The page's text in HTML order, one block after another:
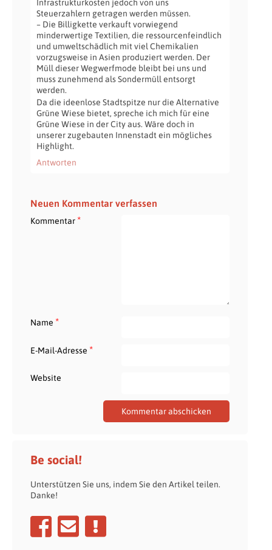
Infrastrukturkosten jedoch von uns
Steuerzahlern getragen werden müssen.
– Die Billigkette verkauft vorwiegend
minderwertige Textilien, die ressourcenfeindlich
und umweltschädlich mit viel Chemikalien
vorzugsweise in Asien produziert werden. Der
Müll dieser Wegwerfmode bleibt bei uns und
muss zunehmend als Sondermüll entsorgt
werden.
Da die ideenlose Stadtspitze nur die Alternative
Grüne Wiese bietet, spreche ich mich für eine
Grüne Wiese in der City aus. Wäre doch in
unserer zugebauten Innenstadt ein mögliches
Highlight.
Antworten
Neuen Kommentar verfassen
Kommentar*
Name *
E-Mail-Adresse *
Website
Be social!
Unterstützen Sie uns, indem Sie den Artikel teilen.
Danke!